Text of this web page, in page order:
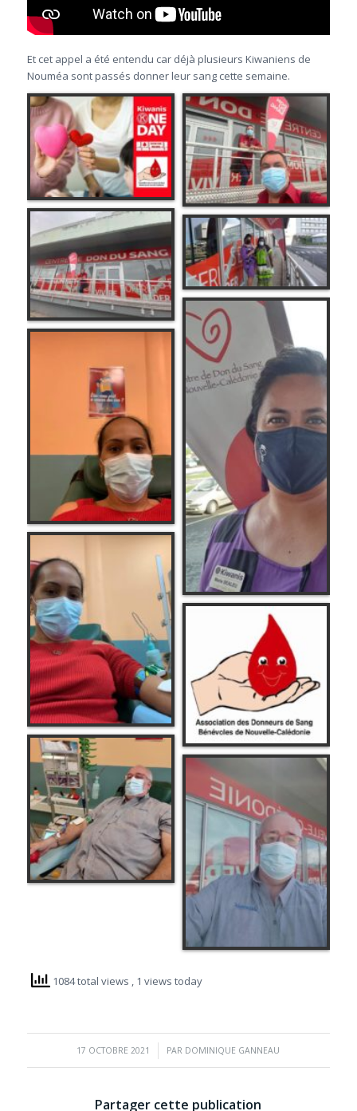
Et cet appel a été entendu car déjà plusieurs Kiwaniens de
Nouméa sont passés donner leur sang cette semaine.
1084 total views , 1 views today
17 OCTOBRE 2021
/ PAR DOMINIQUE GANNEAU
Partager cette publication